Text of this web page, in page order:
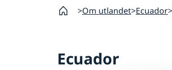
Om utlandet Ecuador
Ecuador